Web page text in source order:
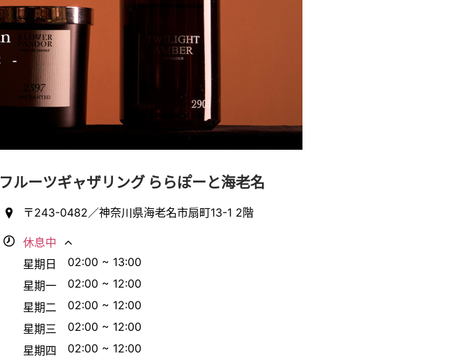
フルーツギャザリング ららぽーと海老名
〒243-0482／神奈川県海老名市扇町13-1 2階
休息中
星期日
02:00 ~ 13:00
星期一
02:00 ~ 12:00
星期二
02:00 ~ 12:00
星期三
02:00 ~ 12:00
星期四
02:00 ~ 12:00